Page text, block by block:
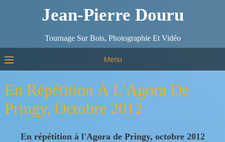
Jean-Pierre Douru
Tournage Sur Bois, Photographie Et Vidéo
Menu
En Répétition À L'Agora De
Pringy, Octobre 2012
En répétition à l'Agora de Pringy, octobre 2012